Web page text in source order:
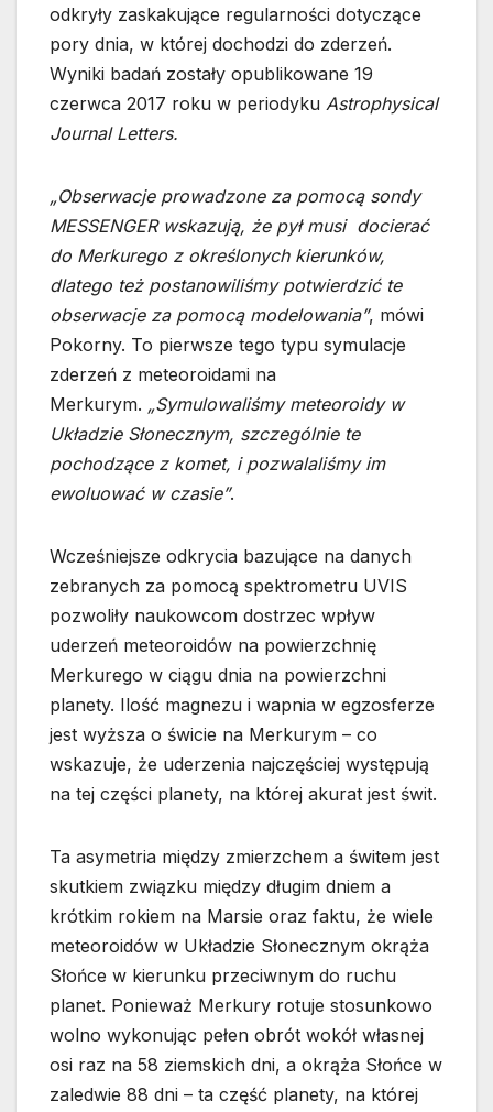
odkryły zaskakujące regularności dotyczące
pory dnia, w której dochodzi do zderzeń.
Wyniki badań zostały opublikowane 19
czerwca 2017 roku w periodyku Astrophysical
Journal Letters.
„Obserwacje prowadzone za pomocą sondy
MESSENGER wskazują, że pył musi docierać
do Merkurego z określonych kierunków,
dlatego też postanowiliśmy potwierdzić te
obserwacje za pomocą modelowania”, mówi
Pokorny. To pierwsze tego typu symulacje
zderzeń z meteoroidami na
Merkurym. „Symulowaliśmy meteoroidy w
Układzie Słonecznym, szczególnie te
pochodzące z komet, i pozwalaliśmy im
ewoluować w czasie”.
Wcześniejsze odkrycia bazujące na danych
zebranych za pomocą spektrometru UVIS
pozwoliły naukowcom dostrzec wpływ
uderzeń meteoroidów na powierzchnię
Merkurego w ciągu dnia na powierzchni
planety. Ilość magnezu i wapnia w egzosferze
jest wyższa o świcie na Merkurym – co
wskazuje, że uderzenia najczęściej występują
na tej części planety, na której akurat jest świt.
Ta asymetria między zmierzchem a świtem jest
skutkiem związku między długim dniem a
krótkim rokiem na Marsie oraz faktu, że wiele
meteoroidów w Układzie Słonecznym okrąża
Słońce w kierunku przeciwnym do ruchu
planet. Ponieważ Merkury rotuje stosunkowo
wolno wykonując pełen obrót wokół własnej
osi raz na 58 ziemskich dni, a okrąża Słońce w
zaledwie 88 dni – ta część planety, na której